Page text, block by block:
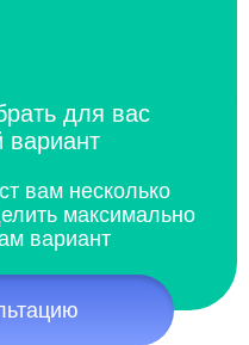
для вас
вам несколько
максимально
вариант